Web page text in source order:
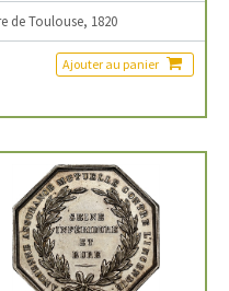
de Toulouse, 1820
Ajouter au panier